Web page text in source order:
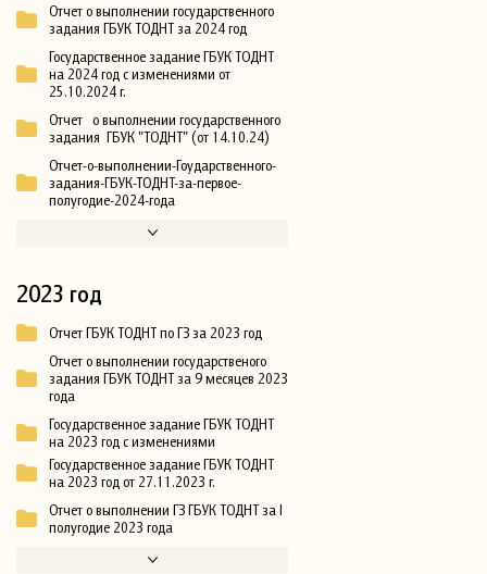
Отчет о выполнении государственного
задания ГБУК ТОДНТ за 2024 год
Государственное задание ГБУК ТОДНТ
на 2024 год с изменениями от
25.10.2024 г.
Отчет о выполнении государственного
задания ГБУК "ТОДНТ" (от 14.10.24)
Отчет-о-выполнении-Гоударственного-
задания-ГБУК-ТОДНТ-за-первое-
полугодие-2024-года
2023 год
Отчет ГБУК ТОДНТ по ГЗ за 2023 год
Отчет о выполнении государственого
задания ГБУК ТОДНТ за 9 месяцев 2023
года
Государственное задание ГБУК ТОДНТ
на 2023 год с изменениями
Государственное задание ГБУК ТОДНТ
на 2023 год от 27.11.2023 г.
Отчет о выполнении ГЗ ГБУК ТОДНТ за I
полугодие 2023 года